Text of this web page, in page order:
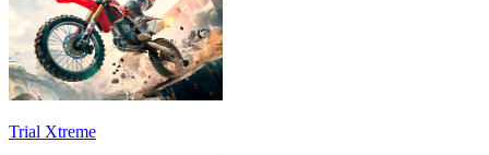
Trial Xtreme